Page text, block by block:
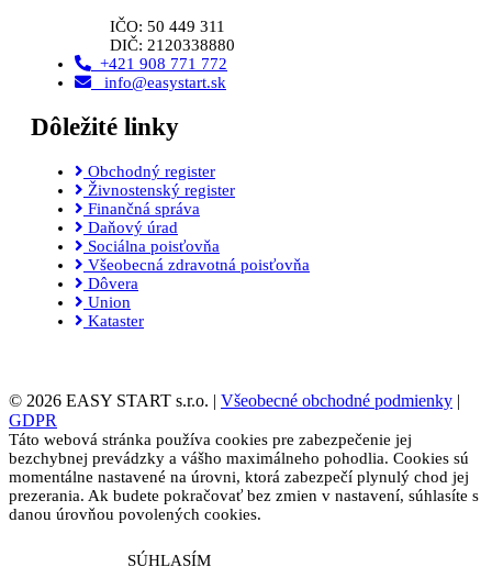
IČO: 50 449 311
DIČ: 2120338880
+421 908 771 772
info@easystart.sk
Dôležité linky
Obchodný register
Živnostenský register
Finančná správa
Daňový úrad
Sociálna poisťovňa
Všeobecná zdravotná poisťovňa
Dôvera
Union
Kataster
© 2026 EASY START s.r.o. | Všeobecné obchodné podmienky |
GDPR
Táto webová stránka používa cookies pre zabezpečenie jej
bezchybnej prevádzky a vášho maximálneho pohodlia. Cookies sú
momentálne nastavené na úrovni, ktorá zabezpečí plynulý chod jej
prezerania. Ak budete pokračovať bez zmien v nastavení, súhlasíte s
danou úrovňou povolených cookies.
SÚHLASÍM